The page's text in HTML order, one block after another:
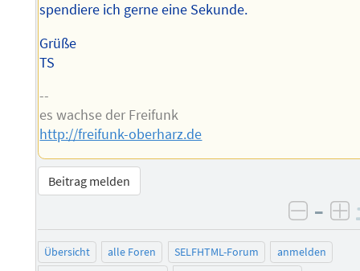
spendiere ich gerne eine Sekunde.
Grüße
TS
--
es wachse der Freifunk
http://freifunk-oberharz.de
Beitrag melden
–
Übersicht alle Foren SELFHTML-Forum
anmelden